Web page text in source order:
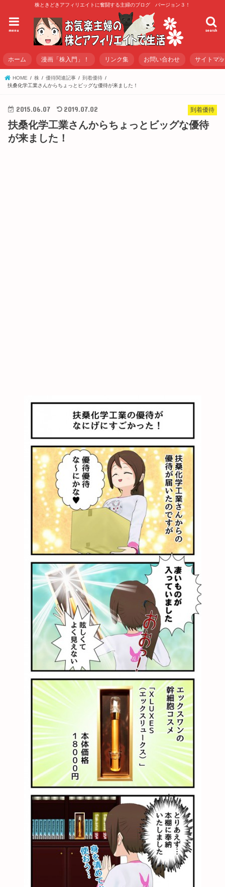
株ときどきアフィリエイトに奮闘する主婦のブログ バージョン３！
search
menu
ホーム 漫画「株入門」！ リンク集 お問い合わせ サイトマ
HOME 株 優待関連記事
到着優待
扶桑化学工業さんからちょっとビッグな優待が来ました！
到着優待
2015.06.07 2019.07.02
扶桑化学工業さんからちょっとビッグな優待
が来ました！